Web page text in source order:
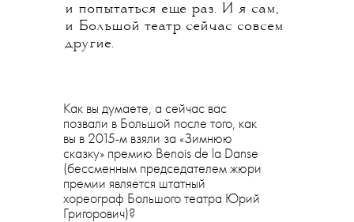
и попытаться еще раз. И я сам,
и Большой театр сейчас совсем
другие.
Как вы думаете, а сейчас вас
позвали в Большой после того, как
вы в 2015-м взяли за «Зимнюю
сказку» премию Benois de la Danse
(бессменным председателем жюри
премии является штатный
хореограф Большого театра Юрий
Григорович)?